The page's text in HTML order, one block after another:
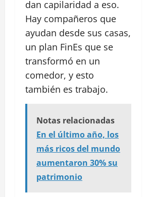
dan capilaridad a eso.
Hay compañeros que
ayudan desde sus casas,
un plan FinEs que se
transformó en un
comedor, y esto
también es trabajo.
Notas relacionadas
En el último año, los
más ricos del mundo
aumentaron 30% su
patrimonio